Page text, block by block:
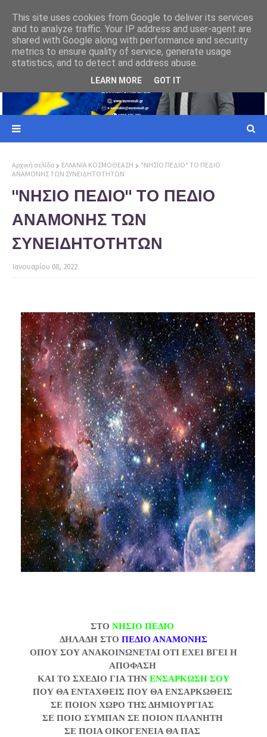
σε
ΕΥΡΩΠΑΙΚΗ ΕΝΩΣΗ
Γιατί ο Ελληνας Πολίτης πρέπει να επιλέξει την Ελλήνων Συνέλευσις
Αρχική σελίδα ΕΛΛΑΝΙΑ ΚΟΣΜΟΘΕΑΣΗ
"ΝΗΣΙΟ ΠΕΔΙΟ" ΤΟ ΠΕΔΙΟ
ΑΝΑΜΟΝΗΣ ΤΩΝ ΣΥΝΕΙΔΗΤΟΤΗΤΩΝ
"ΝΗΣΙΟ ΠΕΔΙΟ" ΤΟ ΠΕΔΙΟ
ΑΝΑΜΟΝΗΣ ΤΩΝ
ΣΥΝΕΙΔΗΤΟΤΗΤΩΝ
Ιανουαρίου 08, 2022
ΣΤΟ ΝΗΣΙΟ ΠΕΔΙΟ
ΔΗΛΑΔΗ ΣΤΟ ΠΕΔΙΟ ΑΝΑΜΟΝΗΣ
ΟΠΟΥ ΣΟΥ ΑΝΑΚΟΙΝΩΝΕΤΑΙ ΟΤΙ ΕΧΕΙ ΒΓΕΙ Η
ΑΠΟΦΑΣΗ
ΚΑΙ ΤΟ ΣΧΕΔΙΟ ΓΙΑ ΤΗΝ ΕΝΣΑΡΚΩΣΗ ΣΟΥ
ΠΟΥ ΘΑ ΕΝΤΑΧΘΕΙΣ ΠΟΥ ΘΑ ΕΝΣΑΡΚΩΘΕΙΣ
ΣΕ ΠΟΙΟΝ ΧΩΡΟ ΤΗΣ ΔΗΜΙΟΥΡΓΙΑΣ
ΣΕ ΠΟΙΟ ΣΥΜΠΑΝ ΣΕ ΠΟΙΟΝ ΠΛΑΝΗΤΗ
ΣΕ ΠΟΙΑ ΟΙΚΟΓΕΝΕΙΑ ΘΑ ΠΑΣ
This site uses cookies from Google to deliver its services
and to analyze traffic. Your IP address and user-agent are
shared with Google along with performance and security
metrics to ensure quality of service, generate usage
statistics, and to detect and address abuse.
LEARN MORE GOT IT